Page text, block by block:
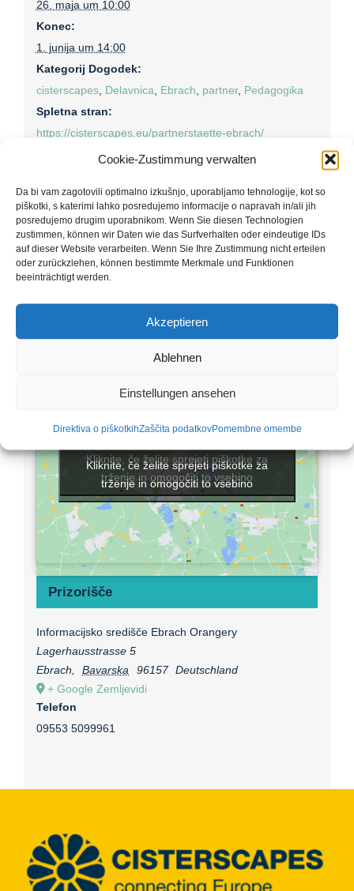
Cookie-Zustimmung verwalten
Da bi vam zagotovili optimalno izkušnjo, uporabljamo tehnologije, kot so
piškotki, s katerimi lahko posredujemo informacije o napravah in/ali jih
posredujemo drugim uporabnikom. Wenn Sie diesen Technologien
zustimmen, können wir Daten wie das Surfverhalten oder eindeutige IDs
auf dieser Website verarbeiten. Wenn Sie Ihre Zustimmung nicht erteilen
oder zurückziehen, können bestimmte Merkmale und Funktionen
beeinträchtigt werden.
Akzeptieren
Ablehnen
Einstellungen ansehen
Direktiva o piškotkihZaščita podatkovPomembne omembe
26. maja um 10:00
Konec:
1. junija um 14:00
Kategorij Dogodek:
cisterscapes, Delavnica, Ebrach, partner, Pedagogika
Spletna stran:
https://cisterscapes.eu/partnerstaette-ebrach/
Organizator
Pokrajina kloštraEBRACH
Telefon
095185721
rosa.karl@lra-ba.bayern.de
Poglej Organizator spletno stran
Prizorišče
Informacijsko središče Ebrach Orangery
Lagerhausstrasse 5
Ebrach
Bavarska 96157 Deutschland
+ Google Zemljevidi
Telefon
09553 5099961
Kliknite, če želite sprejeti piškotke za
trženje in omogočiti to vsebino
Kliknite, če želite sprejeti piškotke za
trženje in omogočiti to vsebino